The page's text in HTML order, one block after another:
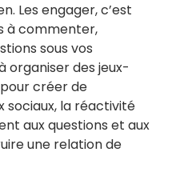
Les engager, c’est
à commenter,
sous vos
organiser des jeux-
créer de
sociaux, la réactivité
aux questions et aux
une relation de